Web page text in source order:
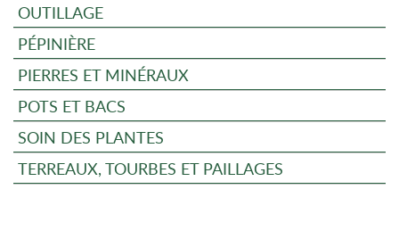
OUTILLAGE
PÉPINIÈRE
PIERRES ET MINÉRAUX
POTS ET BACS
SOIN DES PLANTES
TERREAUX, TOURBES ET PAILLAGES